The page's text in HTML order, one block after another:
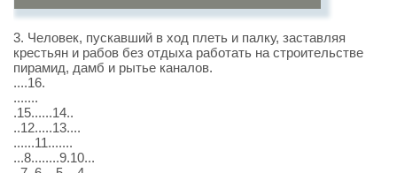
3. Человек, пускавший в ход плеть и палку, заставляя
крестьян и рабов без отдыха работать на строительстве
пирамид, дамб и рытье каналов.
....16.
.......
.15......14..
..12.....13....
......11.......
...8........9.10...